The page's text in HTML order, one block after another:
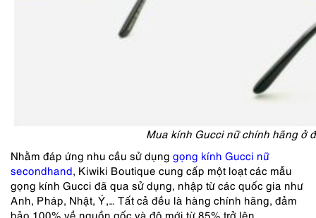
Mua kính Gucci nữ chính hãng ở
Nhằm đáp ứng nhu cầu sử dụng gọng kính Gucci nữ
secondhand, Kiwiki Boutique cung cấp một loạt các mẫu
gọng kính Gucci đã qua sử dụng, nhập từ các quốc gia như
Anh, Pháp, Nhật, Ý,… Tất cả đều là hàng chính hãng, đảm
bảo 100% về nguồn gốc và độ mới từ 85% trở lên.